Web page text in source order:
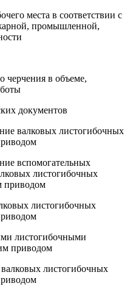
места в соответствии с
промышленной,
черчения в объеме,
документов
валковых листогибочных
вспомогательных
листогибочных
приводом
листогибочных
листогибочными
приводом
листогибочных